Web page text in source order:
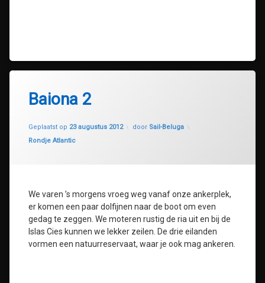
Baiona 2
Geplaatst op 23 augustus 2012
Geüpdatet op
door Sail-Beluga
Categorieën:
Rondje Atlantic
We varen ’s morgens vroeg weg vanaf onze ankerplek,
er komen een paar dolfijnen naar de boot om even
gedag te zeggen. We moteren rustig de ria uit en bij de
Islas Cies kunnen we lekker zeilen. De drie eilanden
vormen een natuurreservaat, waar je ook mag ankeren.